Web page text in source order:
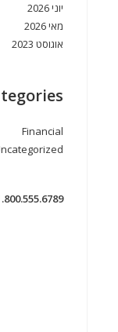
יוני 2026
מאי 2026
אוגוסט 2023
Financial